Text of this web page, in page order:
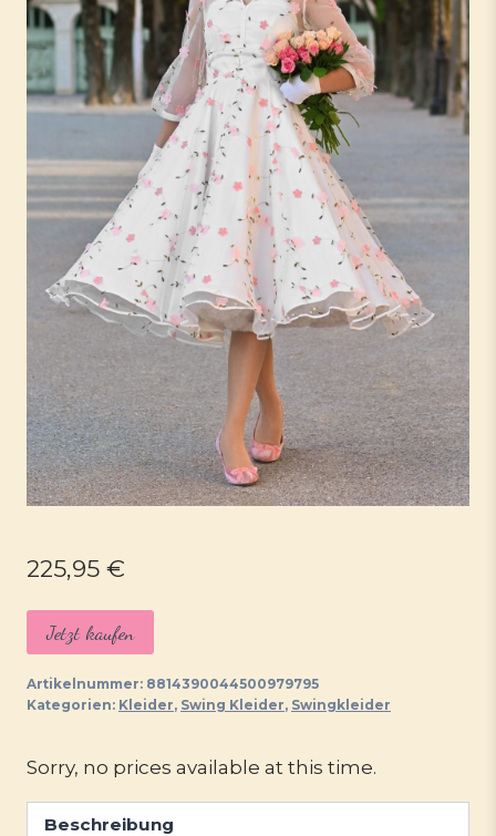
225,95 €
Jetzt kaufen
Artikelnummer: 8814390044500979795
Kategorien: Kleider, Swing Kleider, Swingkleider
Sorry, no prices available at this time.
Beschreibung